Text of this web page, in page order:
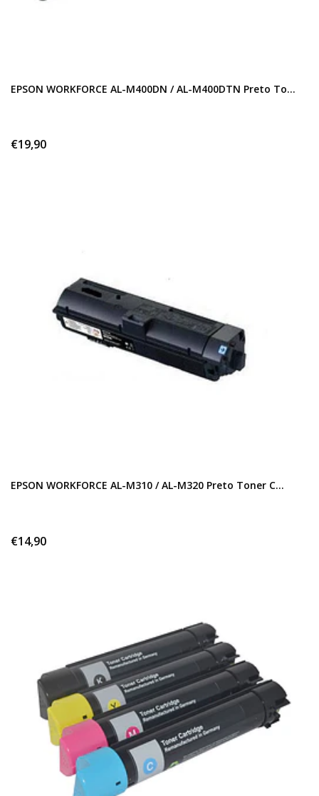
EPSON WORKFORCE AL-M400DN / AL-M400DTN Preto To...
€19,90
EPSON WORKFORCE AL-M310 / AL-M320 Preto Toner C...
€14,90